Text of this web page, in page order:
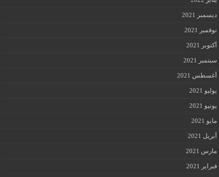
ديسمبر 2021
نوفمبر 2021
أكتوبر 2021
سبتمبر 2021
أغسطس 2021
يوليو 2021
يونيو 2021
مايو 2021
أبريل 2021
مارس 2021
فبراير 2021